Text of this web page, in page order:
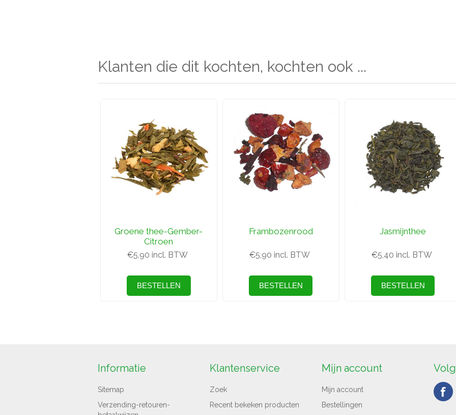
Klanten die dit kochten, kochten ook ...
Groene thee-Gember-
Citroen
€5,90 incl. BTW
Frambozenrood
€5,90 incl. BTW
Jasmijnthee
€5,40 incl. BTW
Informatie
Sitemap
Verzending-retouren-
Klantenservice
Zoek
Recent bekeken producten
Mijn account
Mijn account
Bestellingen